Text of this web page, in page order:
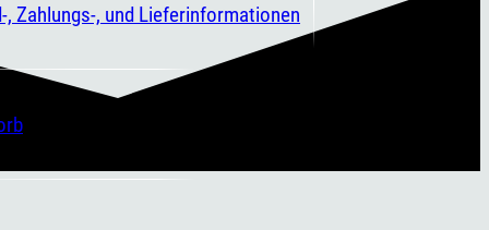
, Zahlungs-, und Lieferinformationen